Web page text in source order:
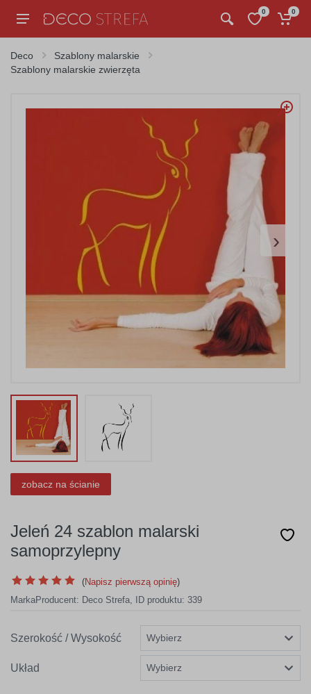
0 0
Deco
Szablony malarskie
Szablony malarskie zwierzęta
›
zobacz na ścianie
Jeleń 24 szablon malarski
samoprzylepny
(Napisz pierwszą opinię)
MarkaProducent: Deco Strefa, ID produktu: 339
Szerokość / Wysokość
Układ